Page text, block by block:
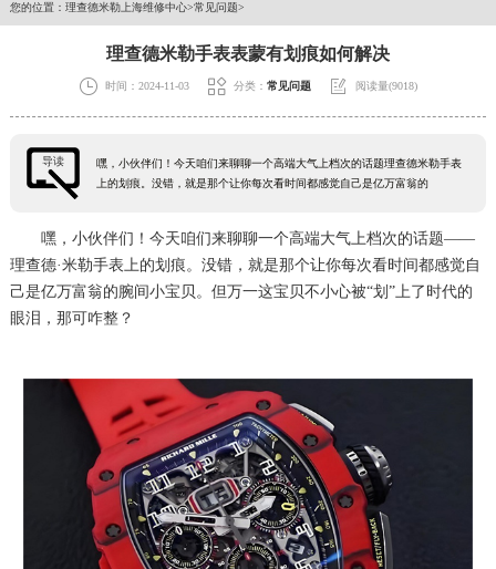
您的位置： 理查德米勒上海维修中心>常见问题>
理查德米勒手表表蒙有划痕如何解决
 时间：2024-11-03  分类： 常见问题  阅读量(9018)
导读
嘿，小伙伴们！今天咱们来聊聊一个高端大气上档次的话题理查德米勒手表
上的划痕。没错，就是那个让你每次看时间都感觉自己是亿万富翁的
嘿，小伙伴们！今天咱们来聊聊一个高端大气上档次的话题——
理查德·米勒手表上的划痕。没错，就是那个让你每次看时间都感觉自
己是亿万富翁的腕间小宝贝。但万一这宝贝不小心被“划”上了时代的
眼泪，那可咋整？